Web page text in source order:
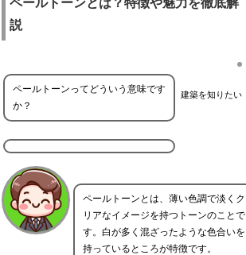
ペールトーンとは？特徴や魅力を徹底解
説
建築を知りたい
ペールトーンってどういう意味です
か？
ペールトーンとは、薄い色調で淡くク
リアなイメージを持つトーンのことで
す。白が多く混ざったような色合いを
持っているところが特徴です。